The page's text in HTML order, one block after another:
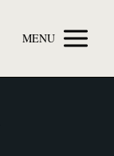
MENU